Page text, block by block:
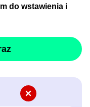
do wstawienia i